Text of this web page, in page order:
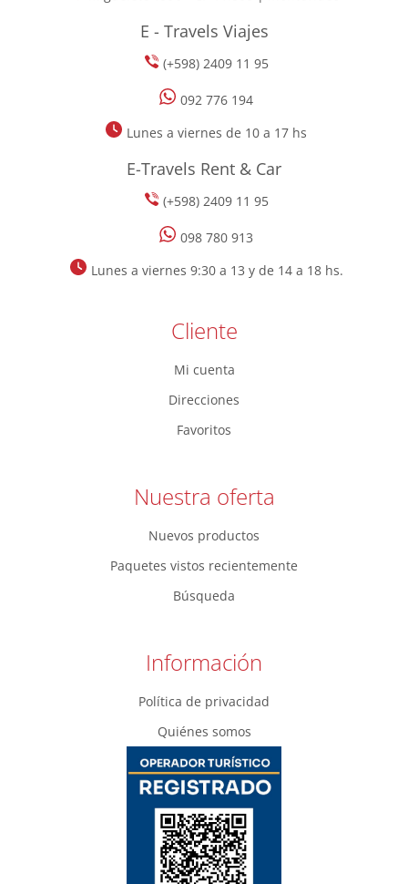
E - Travels Viajes
(+598) 2409 11 95
092 776 194
Lunes a viernes de 10 a 17 hs
E-Travels Rent & Car
(+598) 2409 11 95
098 780 913
Lunes a viernes 9:30 a 13 y de 14 a 18 hs.
Cliente
Mi cuenta
Direcciones
Favoritos
Nuestra oferta
Nuevos productos
Paquetes vistos recientemente
Búsqueda
Información
Política de privacidad
Quiénes somos